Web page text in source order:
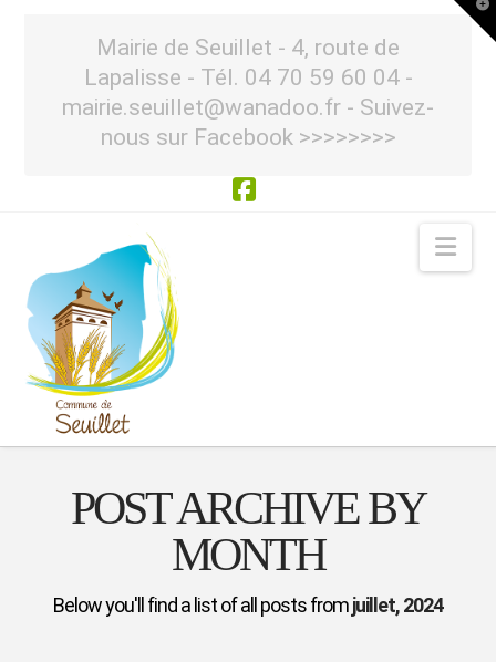
Mairie de Seuillet - 4, route de
Lapalisse - Tél. 04 70 59 60 04 -
mairie.seuillet@wanadoo.fr - Suivez-
nous sur Facebook >>>>>>>>
POST ARCHIVE BY
MONTH
Below you'll find a list of all posts fromjuillet, 2024